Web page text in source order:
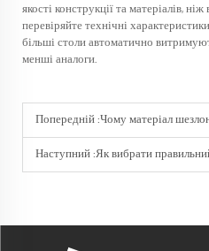
якості конструкції та матеріалів,
перевіряйте технічні
більші столи автоматично
менші аналоги.
Попередній :Чому матеріал шезлонга
Наступний :Як вибрати правильний